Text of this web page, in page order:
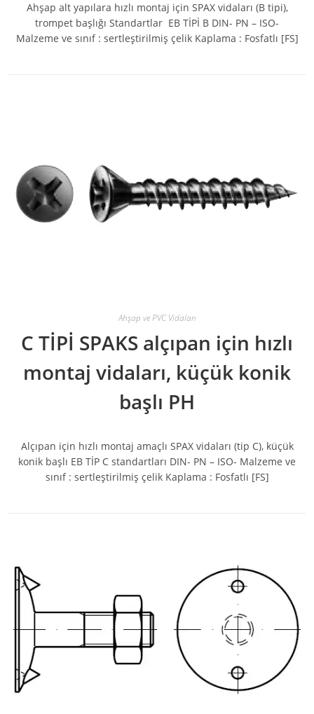
Ahşap alt yapılara hızlı montaj için SPAX vidaları (B tipi),
trompet başlığı Standartlar EB TİPİ B DIN- PN – ISO-
Malzeme ve sınıf : sertleştirilmiş çelik Kaplama : Fosfatlı [FS]
Ahşap ve PVC Vidaları
C TİPİ SPAKS alçıpan için hızlı
montaj vidaları, küçük konik
başlı PH
Alçıpan için hızlı montaj amaçlı SPAX vidaları (tip C), küçük
konik başlı EB TİP C standartları DIN- PN – ISO- Malzeme ve
sınıf : sertleştirilmiş çelik Kaplama : Fosfatlı [FS]